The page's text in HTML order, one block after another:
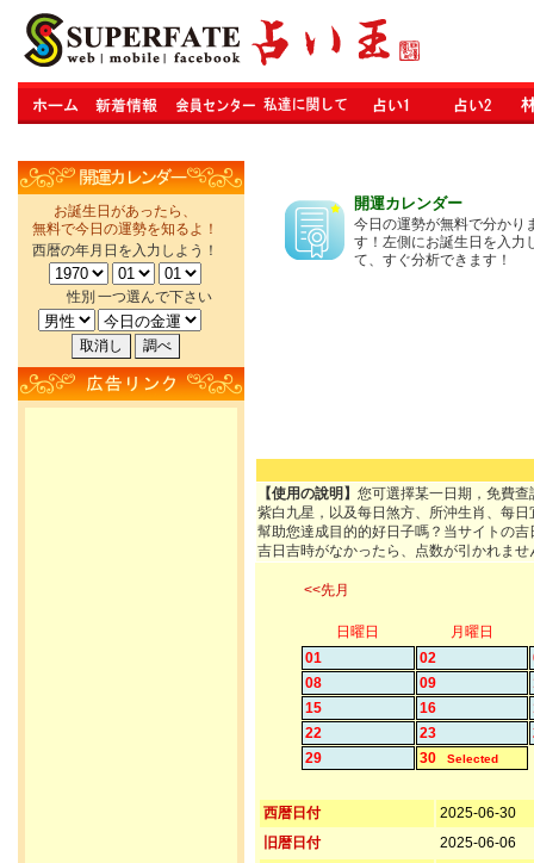
お誕生日があったら、
無料で今日の運勢を知るよ！
西暦の年月日を入力しよう！
性別 一つ選んで下さい
開運カレンダー
今日の運勢が無料で分かり
す！左側にお誕生日を入力
て、すぐ分析できます！
【使用の說明】 您可選擇某一日期，免費
紫白九星，以及每日煞方、所沖生肖、每
幫助您達成目的的好日子嗎？当サイトの
吉日吉時がなかったら、点数が引かれませ
<<先月
日曜日
月曜日
01
02
08
09
15
16
22
23
29
30 Selected
西暦日付
2025-06-30
旧暦日付
2025-06-06